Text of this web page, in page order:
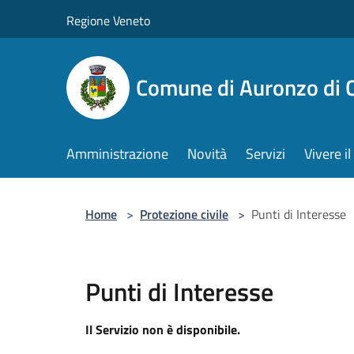
Regione Veneto
Comune di Auronzo di
Amministrazione Novità Servizi Vivere
Home > Protezione civile > Punti di Interesse
Punti di Interesse
Il Servizio non è disponibile.